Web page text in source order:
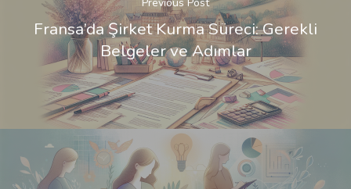
Fransa’da Şirket Kurma Süreci: Gerekli
Belgeler ve Adımlar